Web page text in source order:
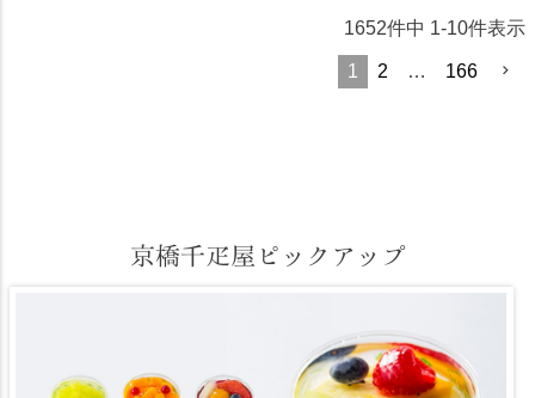
1652件中 1-10件表示
1 2 … 166
京橋千疋屋ピックアップ